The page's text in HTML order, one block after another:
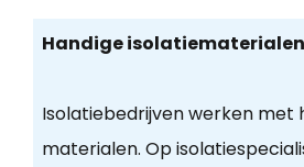
Handige isolatiematerialen
Isolatiebedrijven werken met
materialen. Op